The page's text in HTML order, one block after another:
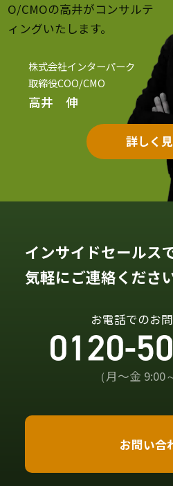
O/CMOの高井がコンサルテ
ィングいたします。
株式会社インターパーク
取締役COO/CMO
高井 伸
詳しく
インサイドセールス
気軽にご連絡ください
お電話でのお
（月〜金 9:00
お問い合